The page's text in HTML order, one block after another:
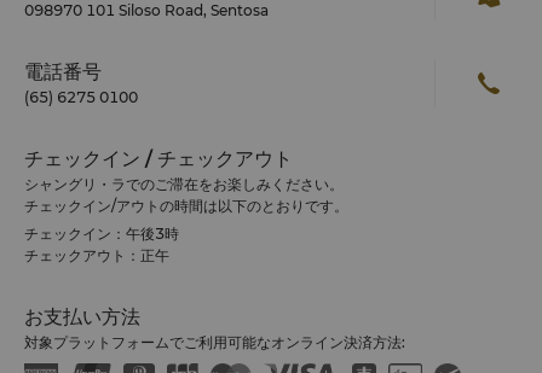
098970 101 Siloso Road, Sentosa
電話番号
(65) 6275 0100
チェックイン / チェックアウト
シャングリ・ラでのご滞在をお楽しみください。
チェックイン/アウトの時間は以下のとおりです。
チェックイン：午後3時
チェックアウト：正午
お支払い方法
対象プラットフォームでご利用可能なオンライン決済方法: